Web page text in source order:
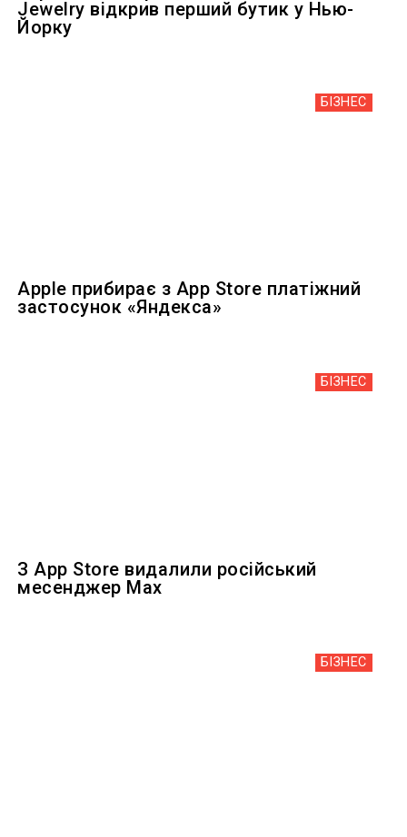
Jewelry відкрив перший бутик у Нью-
Йорку
БІЗНЕС
Apple прибирає з App Store платіжний
застосунок «Яндекса»
БІЗНЕС
З App Store видалили російський
месенджер Max
БІЗНЕС